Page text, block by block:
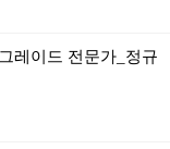
레이드 전문가_정규